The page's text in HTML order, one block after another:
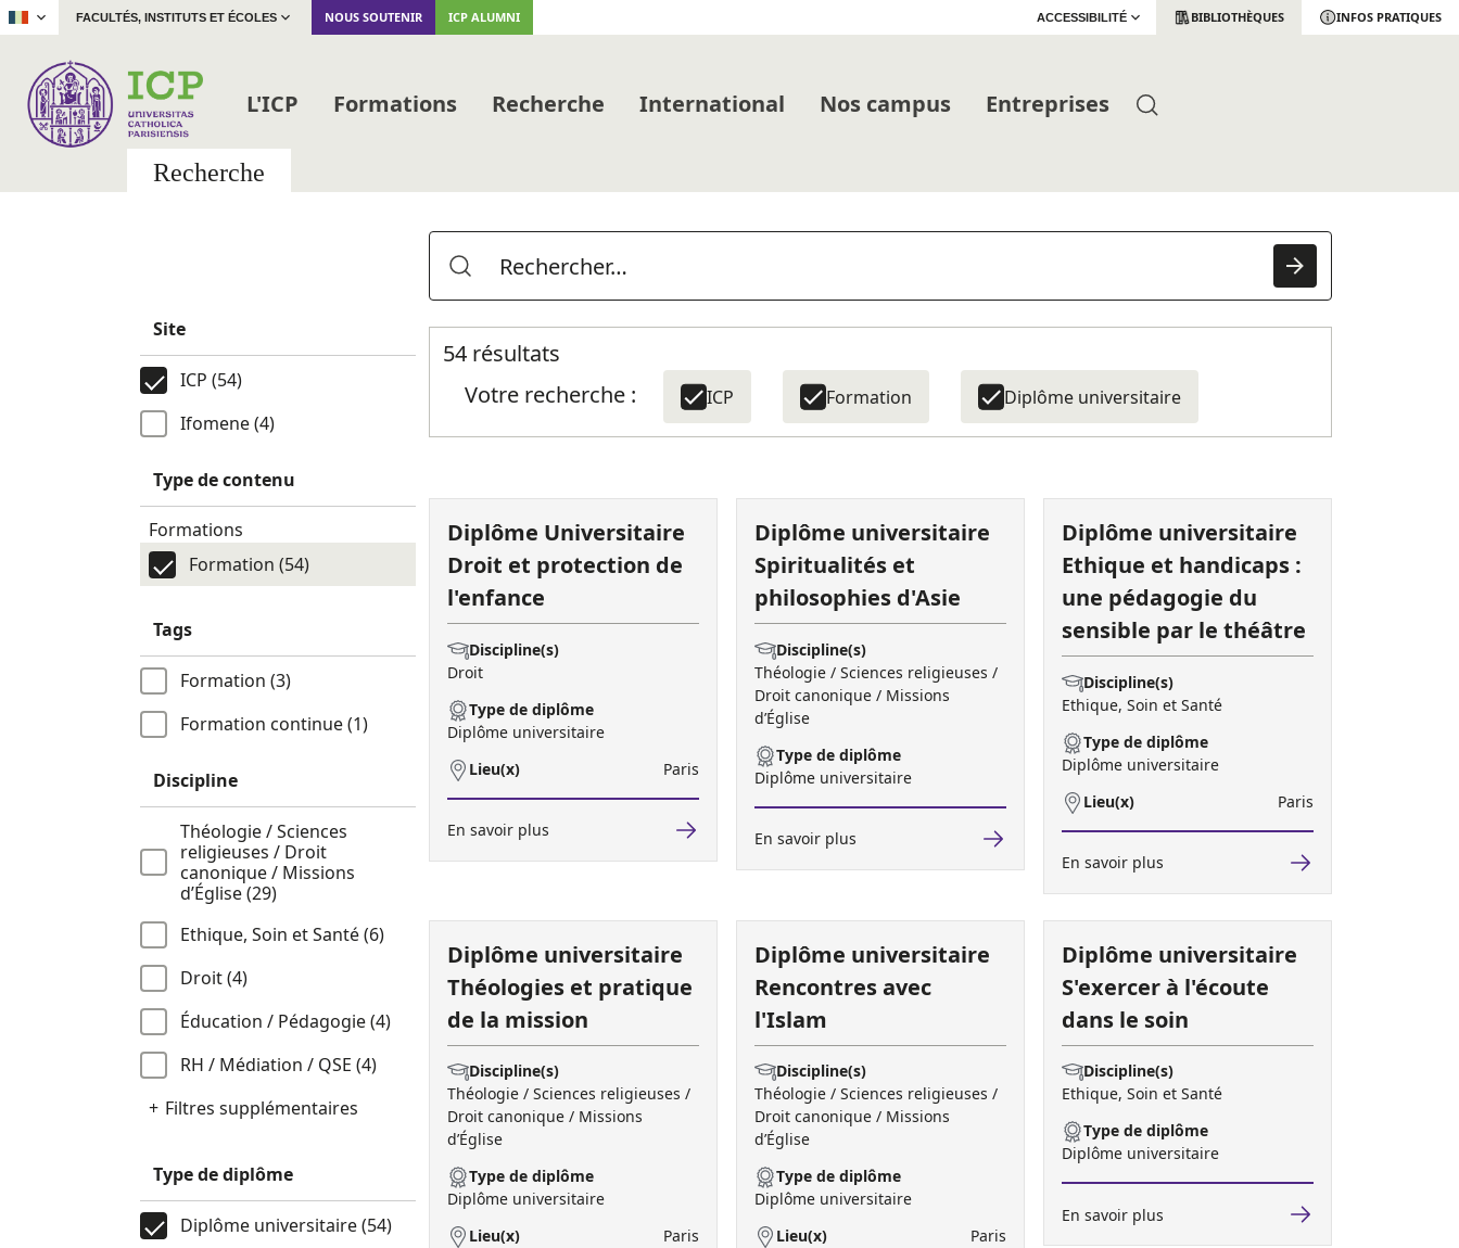
| FACULTÉS, INSTITUTS ET ÉCOLES NOUS SOUTENIR ICP ALUMNI ACCESSIBILITÉ BIBLIOTHÈQUES INFOS PRATIQUES
L'ICP Formations Recherche International Nos campus Entreprises
Recherche
54 résultats
Votre recherche :
ICP Formation Diplôme universitaire
Site
ICP (54)
Ifomene (4)
Type de contenu
Formations
Formation (54)
Tags
Formation (3)
Formation continue (1)
Discipline
Théologie / Sciences
religieuses / Droit
canonique / Missions
d’Église (29)
Ethique, Soin et Santé (6)
Droit (4)
Éducation / Pédagogie (4)
RH / Médiation / QSE (4)
Filtres supplémentaires
Type de diplôme
Diplôme universitaire (54)
Diplôme Universitaire
Droit et protection de
l'enfance
Discipline(s)
Droit
Type de diplôme
Diplôme universitaire
Lieu(x)
Paris
En savoir plus
Diplôme universitaire
Spiritualités et
philosophies d'Asie
Discipline(s)
Théologie / Sciences religieuses /
Droit canonique / Missions
d’Église
Type de diplôme
Diplôme universitaire
En savoir plus
Diplôme universitaire
Ethique et handicaps :
une pédagogie du
sensible par le théâtre
Discipline(s)
Ethique, Soin et Santé
Type de diplôme
Diplôme universitaire
Lieu(x)
Paris
En savoir plus
Diplôme universitaire
Théologies et pratique
de la mission
Discipline(s)
Théologie / Sciences religieuses /
Droit canonique / Missions
d’Église
Type de diplôme
Diplôme universitaire
Lieu(x)
Paris
Diplôme universitaire
Rencontres avec
l'Islam
Discipline(s)
Théologie / Sciences religieuses /
Droit canonique / Missions
d’Église
Type de diplôme
Diplôme universitaire
Lieu(x)
Paris
Diplôme universitaire
S'exercer à l'écoute
dans le soin
Discipline(s)
Ethique, Soin et Santé
Type de diplôme
Diplôme universitaire
En savoir plus